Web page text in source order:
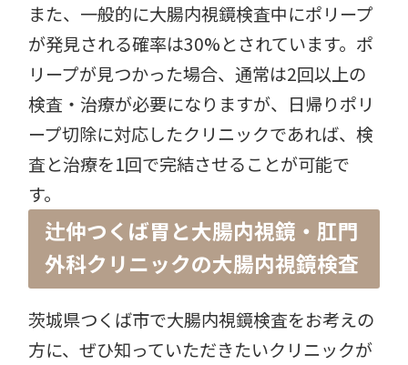
また、一般的に大腸内視鏡検査中にポリープ
が発見される確率は30%とされています。ポ
リープが見つかった場合、通常は2回以上の
検査・治療が必要になりますが、日帰りポリ
ープ切除に対応したクリニックであれば、検
査と治療を1回で完結させることが可能で
す。
辻仲つくば胃と大腸内視鏡・肛門
外科クリニックの大腸内視鏡検査
茨城県つくば市で大腸内視鏡検査をお考えの
方に、ぜひ知っていただきたいクリニックが